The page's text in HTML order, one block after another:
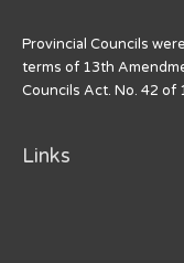
Provincial Councils
terms of 13th
Councils Act. No. 42 of
Links